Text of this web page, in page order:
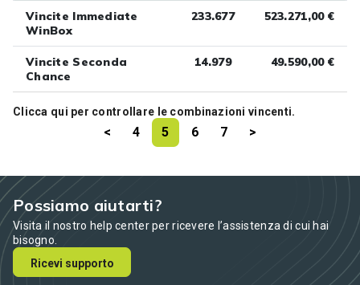
Vincite Immediate
WinBox
233.677 523.271,00 €
Vincite Seconda
Chance
14.979 49.590,00 €
Clicca qui per controllare le combinazioni vincenti.
< 4 5 6 7 >
Possiamo aiutarti?
Visita il nostro help center per ricevere l’assistenza di cui hai
bisogno.
Ricevi supporto